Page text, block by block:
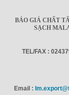
BÁO GIÁ CHẤT
SẠCH
TEL/FAX :
Email :